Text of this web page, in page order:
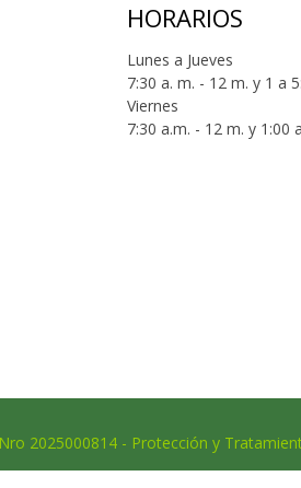
HORARIOS
Lunes a Jueves
7:30 a. m. - 12 m. y 1 a
Viernes
7:30 a.m. - 12 m. y 1:00
2025000814 - Protección y